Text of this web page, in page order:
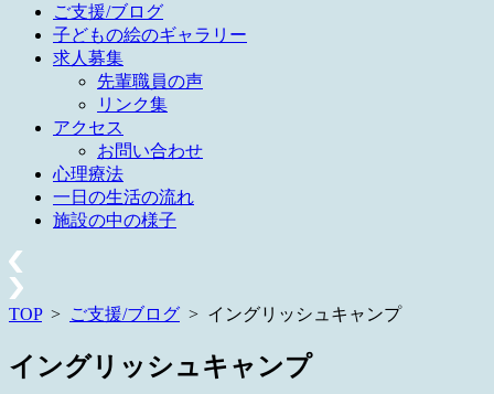
ご支援/ブログ
子どもの絵のギャラリー
求人募集
先輩職員の声
リンク集
アクセス
お問い合わせ
心理療法
一日の生活の流れ
施設の中の様子
TOP> ご支援/ブログ > イングリッシュキャンプ
イングリッシュキャンプ